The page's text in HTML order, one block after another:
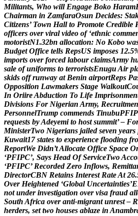
Militants, Who will Engage Boko Haram
Chairman in ZamfaraOsun Decides: Sta
Citizens’ Town Hall to Promote Credible
officers over viral video of ‘ethnic comme
motoristN1.32bn allocation: No Kobo wa
Budget Office tells RepsUS imposes 12.5
imports over forced labour claimsArmy h
sale of uniforms to terroristsEnuguAir pl
skids off runway at Benin airportReps Pa
Opposition Lawmakers Stage WalkoutCo
In OriireAbduction To Life Imprisonmen
Divisions For Nigerian Army, Recruitmen
PersonnelTrump commends TinubuPFIP
requests byAdeyemi to host summit’ – Fo
MinisterTwo Nigerians jailed seven years
Kuwait17 states to experience flooding fro
ReportWe Didn’tAllocate Office Space O
‘PFIPC’, Says Head Of ServiceTwoAcco
‘PFIPC’ Recorded Zero Inflows, Remitta
DirectorCBN Retains Interest RateAt 26.
Over Heightened ‘Global Uncertainties’E
not under investigation over visa fraud all
South Africa over anti-migrant unrest – R
herders, set two houses ablaze in Anambr